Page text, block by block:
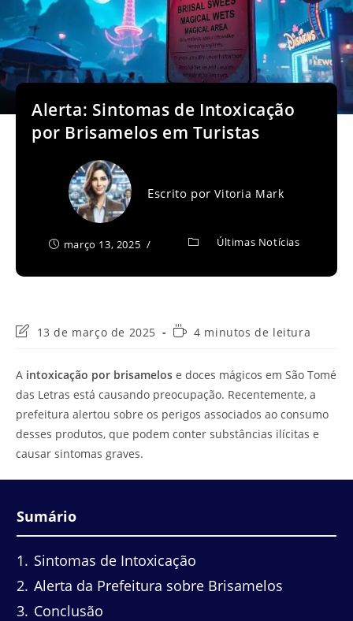
Alerta: Sintomas de Intoxicação
por Brisamelos em Turistas
Escrito porVitoria Mark
março 13, 2025 Últimas Notícias
Última
post:
13 de março de 2025
Tempo4 minutos de leitura
A intoxicação por brisamelos e doces mágicos em São Tomé
das Letras está causando preocupação. Recentemente, a
prefeitura alertou sobre os perigos associados ao consumo
desses produtos, que podem conter substâncias ilícitas e
causar sintomas graves.
Sumário
1
Sintomas de Intoxicação
2 Alerta da Prefeitura sobre Brisamelos
3 Conclusão